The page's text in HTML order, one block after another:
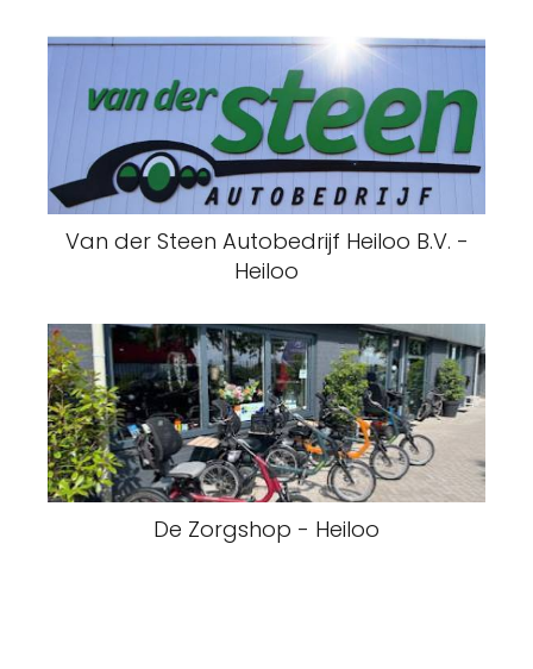
Van der Steen Autobedrijf Heiloo B.V. -
Heiloo
De Zorgshop - Heiloo